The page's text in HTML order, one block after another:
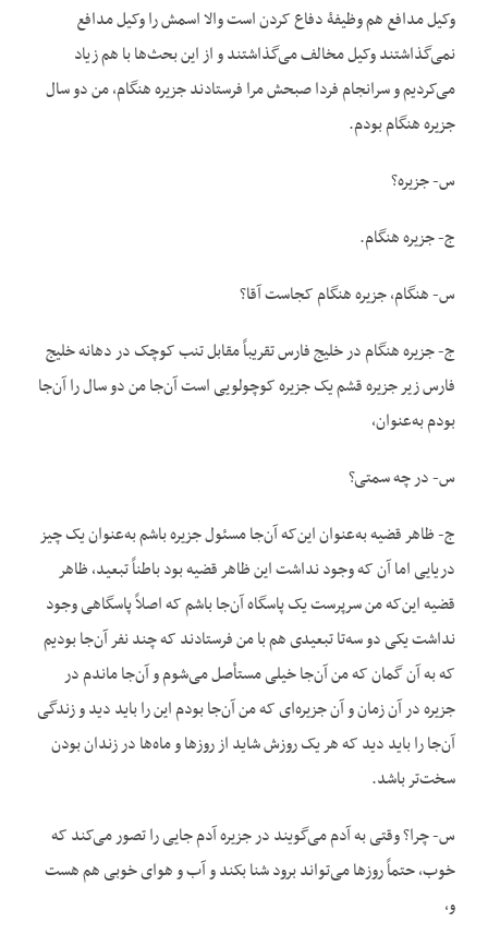
وکیل مدافع هم وظیفۀ دفاع کردن است والا اسمش را وکیل مدافع
نمی‌گذاشتند وکیل مخالف می‌گذاشتند و از این بحث‌ها با هم زیاد
می‌کردیم و سرانجام فردا صبحش مرا فرستادند جزیره هنگام، من دو سال
جزیره هنگام بودم.
س- جزیره؟
ج- جزیره هنگام.
س- هنگام، جزیره هنگام کجاست آقا؟
ج- جزیره هنگام در خلیج فارس تقریباً مقابل تنب کوچک در دهانه خلیج
فارس زیر جزیره قشم یک جزیره کوچولویی است آن‌جا من دو سال را آن‌جا
بودم به‌عنوان،
س- در چه سمتی؟
ج- ظاهر قضیه به‌عنوان این‌که آن‌جا مسئول جزیره باشم به‌عنوان یک چیز
دریایی اما آن که وجود نداشت این ظاهر قضیه بود باطناً تبعید، ظاهر
قضیه این‌که من سرپرست یک پاسگاه آن‌جا باشم که اصلاً پاسگاهی وجود
نداشت یکی دو سه‌تا تبعیدی هم با من فرستادند که چند نفر آن‌جا بودیم
که به آن گمان که من آن‌جا خیلی مستأصل می‌شوم و آن‌جا ماندم در
جزیره در آن زمان و آن جزیره‌ای که من آن‌جا بودم این را باید دید و زندگی
آن‌جا را باید دید که هر یک روزش شاید از روزها و ماه‌ها در زندان بودن
سخت‌تر باشد.
س- چرا؟ وقتی به آدم می‌گویند در جزیره آدم جایی را تصور می‌کند که
خوب، حتماً روزها می‌تواند برود شنا بکند و آب و هوای خوبی هم هست
و،